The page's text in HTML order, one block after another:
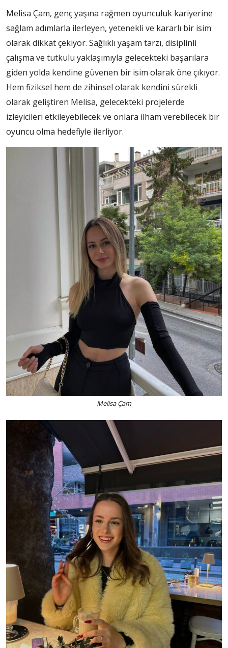
Melisa Çam, genç yaşına rağmen oyunculuk kariyerine
sağlam adımlarla ilerleyen, yetenekli ve kararlı bir isim
olarak dikkat çekiyor. Sağlıklı yaşam tarzı, disiplinli
çalışma ve tutkulu yaklaşımıyla gelecekteki başarılara
giden yolda kendine güvenen bir isim olarak öne çıkıyor.
Hem fiziksel hem de zihinsel olarak kendini sürekli
olarak geliştiren Melisa, gelecekteki projelerde
izleyicileri etkileyebilecek ve onlara ilham verebilecek bir
oyuncu olma hedefiyle ilerliyor.
Melisa Çam